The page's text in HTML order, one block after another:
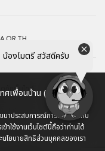
น้องไมตรี สวัสดีครับ
ภัยเว็บไซต์
บุคคล
ศเพื่อนบ้าน (องค์การ
ประสบการณ์การใช้งานให้กับ
ข้าใช้งานเว็บไซต์นี้ถือว่าท่านได้
นโยบายสิทธิส่วนบุคคลของเรา